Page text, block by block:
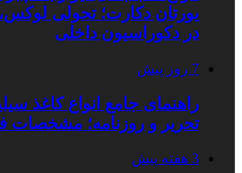
یورتان دکارت؛ تحولی
در دکوراسیون داخلی
7 روز پیش
راهنمای جامع انواع کاغذ
تحریر و روزنامه؛ مشخصات
3 هفته پیش